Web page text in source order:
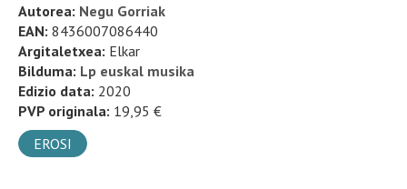
Autorea: Negu Gorriak
EAN: 8436007086440
Argitaletxea: Elkar
Bilduma: Lp euskal musika
Edizio data: 2020
PVP originala: 19,95 €
EROSI